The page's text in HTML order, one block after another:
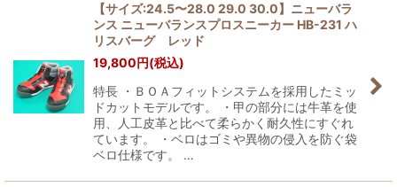
絞り込む
【サイズ:24.5〜28.0 29.0 30.0】ニューバラ
ンス ニューバランスプロスニーカー HB-231 ハ
リスバーグ レッド
19,800円(税込)
特長 ・ＢＯＡフィットシステムを採用したミッ
ドカットモデルです。 ・甲の部分には牛革を使
用、人工皮革と比べて柔らかく耐久性にすぐれ
ています。 ・ベロはゴミや異物の侵入を防ぐ袋
ベロ仕様です。 …